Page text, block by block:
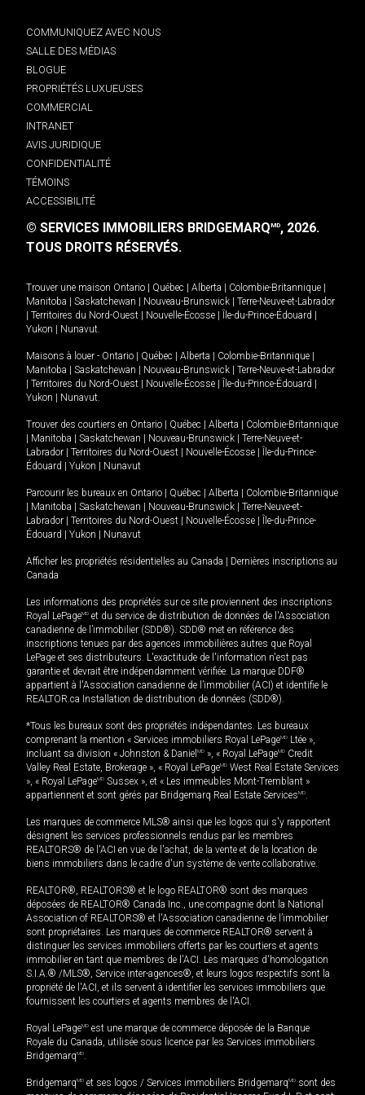
COMMUNIQUEZ AVEC NOUS
SALLE DES MÉDIAS
BLOGUE
PROPRIÉTÉS LUXUEUSES
COMMERCIAL
INTRANET
AVIS JURIDIQUE
CONFIDENTIALITÉ
TÉMOINS
ACCESSIBILITÉ
© SERVICES IMMOBILIERS BRIDGEMARQMD, 2026.
TOUS DROITS RÉSERVÉS.
Trouver une maison Ontario Québec Alberta Colombie-Britannique
Manitoba
Saskatchewan Nouveau-Brunswick
Terre-Neuve-et-Labrador
Territoires du Nord-Ouest Nouvelle-Écosse Île-du-Prince-Édouard
Yukon
Nunavut.
Maisons à louer - Ontario Québec Alberta Colombie-Britannique
Manitoba
Saskatchewan Nouveau-Brunswick
Terre-Neuve-et-Labrador
Territoires du Nord-Ouest Nouvelle-Écosse Île-du-Prince-Édouard
Yukon
Nunavut.
Trouver des courtiers en Ontario Québec Alberta
Colombie-Britannique
Manitoba Saskatchewan Nouveau-Brunswick
Terre-Neuve-et-
Labrador
Territoires du Nord-Ouest Nouvelle-Écosse
Île-du-Prince-
Édouard
Yukon Nunavut
Parcourir les bureaux en Ontario Québec Alberta
Colombie-Britannique
Manitoba Saskatchewan Nouveau-Brunswick
Terre-Neuve-et-
Labrador
Territoires du Nord-Ouest Nouvelle-Écosse
Île-du-Prince-
Édouard
Yukon Nunavut
Afficher les propriétés résidentielles au Canada
Dernières inscriptions au
Canada
Les informations des propriétés sur ce site proviennent des inscriptions
Royal LePageMD et du service de distribution de données de l'Association
canadienne de l’immobilier (SDD®). SDD® met en référence des
inscriptions tenues par des agences immobilières autres que Royal
LePage et ses distributeurs. L'exactitude de l'information n'est pas
garantie et devrait être indépendamment vérifiée. La marque DDF®
appartient à l'Association canadienne de l’immobilier (ACI) et identifie le
REALTOR.ca Installation de distribution de données (SDD®).
*Tous les bureaux sont des propriétés indépendantes. Les bureaux
comprenant la mention « Services immobiliers Royal LePageMD Ltée »,
incluant sa division « Johnston & Daniel MD », « Royal LePageMD Credit
Valley Real Estate, Brokerage », « Royal LePageMD West Real Estate Services
», « Royal LePageMD Sussex », et « Les immeubles Mont-Tremblant »
appartiennent et sont gérés par Bridgemarq Real Estate ServicesMD.
Les marques de commerce MLS® ainsi que les logos qui s'y rapportent
désignent les services professionnels rendus par les membres
REALTORS® de l'ACI en vue de l'achat, de la vente et de la location de
biens immobiliers dans le cadre d'un système de vente collaborative.
REALTOR®, REALTORS® et le logo REALTOR® sont des marques
déposées de REALTOR® Canada Inc., une compagnie dont la National
Association of REALTORS® et l'Association canadienne de l’immobilier
sont propriétaires. Les marques de commerce REALTOR® servent à
distinguer les services immobiliers offerts par les courtiers et agents
immobilier en tant que membres de l'ACI. Les marques d'homologation
S.I.A.® /MLS®, Service inter-agences®, et leurs logos respectifs sont la
propriété de l'ACI, et ils servent à identifier les services immobiliers que
fournissent les courtiers et agents membres de l'ACI.
Royal LePageMD est une marque de commerce déposée de la Banque
Royale du Canada, utilisée sous licence par les Services immobiliers
BridgemarqMD.
BridgemarqMD et ses logos / Services immobiliers BridgemarqMD sont des